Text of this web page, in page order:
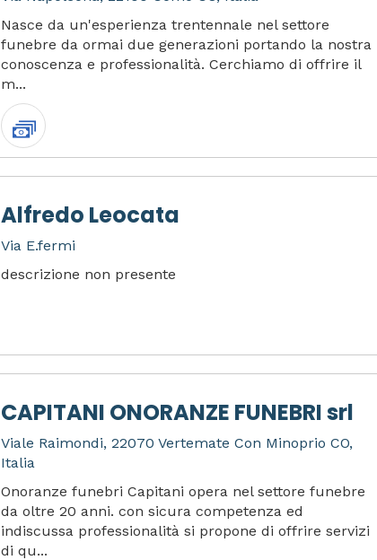
Nasce da un'esperienza trentennale nel settore
funebre da ormai due generazioni portando la nostra
conoscenza e professionalità. Cerchiamo di offrire il
m...
Alfredo Leocata
Via E.fermi
descrizione non presente
CAPITANI ONORANZE FUNEBRI srl
Viale Raimondi, 22070 Vertemate Con Minoprio CO,
Italia
Onoranze funebri Capitani opera nel settore funebre
da oltre 20 anni. con sicura competenza ed
indiscussa professionalità si propone di offrire servizi
di qu...